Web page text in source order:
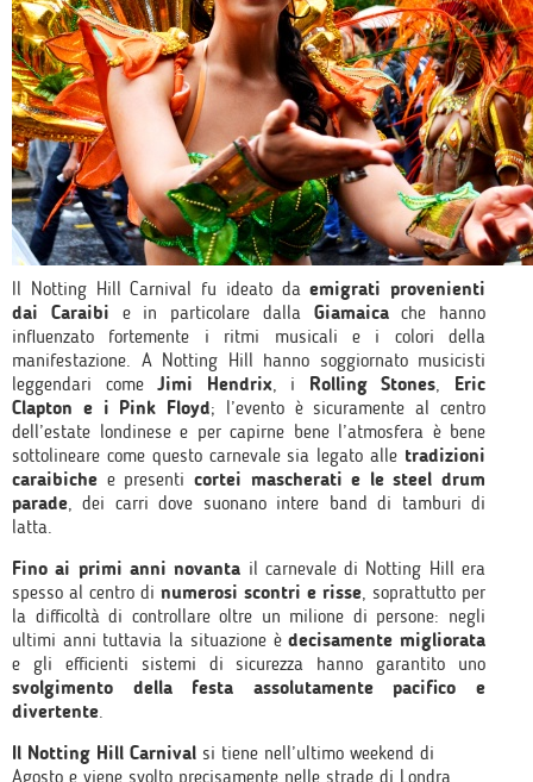
Il Notting Hill Carnival fu ideato daemigrati provenienti
dai Caraibi e in particolare dalla Giamaicache hanno
influenzato fortemente i ritmi musicali e i colori della
manifestazione. A Notting Hill hanno soggiornato musicisti
leggendari comeJimi Hendrix, i Rolling Stones, Eric
Clapton e i Pink Floyd; l’evento è sicuramente al centro
dell’estate londinese e per capirne bene l’atmosfera è bene
sottolineare come questo carnevale sia legato alle tradizioni
caraibiche e presenti cortei mascherati e le steel drum
parade, dei carri dove suonano intere band di tamburi di
latta.
Fino ai primi anni novanta il carnevale di Notting Hill era
spesso al centro di numerosi scontri e risse, soprattutto per
la difficoltà di controllare oltre un milione di persone: negli
ultimi anni tuttavia la situazione èdecisamente migliorata
e gli efficienti sistemi di sicurezza hanno garantito uno
svolgimento della festa assolutamente pacifico e
divertente.
Il Notting Hill Carnival si tiene nell’ultimo weekend di
Agosto e viene svolto precisamente nelle strade di Londra